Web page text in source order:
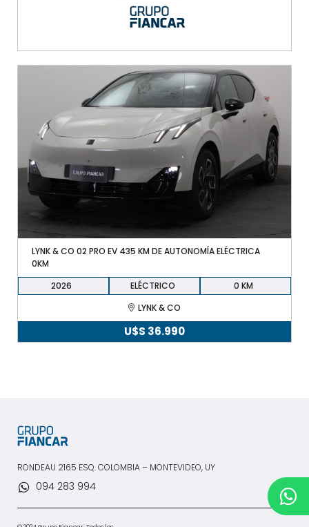
LYNK & CO 02 PRO EV 435 KM DE AUTONOMÍA ELÉCTRICA
0KM
2026
ELÉCTRICO
0
LYNK & CO
U$S 36.990
RONDEAU 2165 ESQ. COLOMBIA – MONTEVIDEO, UY
094 283 994